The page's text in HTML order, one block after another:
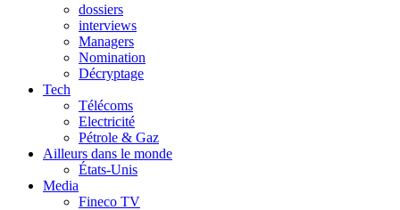
dossiers
interviews
Managers
Nomination
Décryptage
Tech
Télécoms
Electricité
Pétrole & Gaz
Ailleurs dans le monde
États-Unis
Media
Fineco TV